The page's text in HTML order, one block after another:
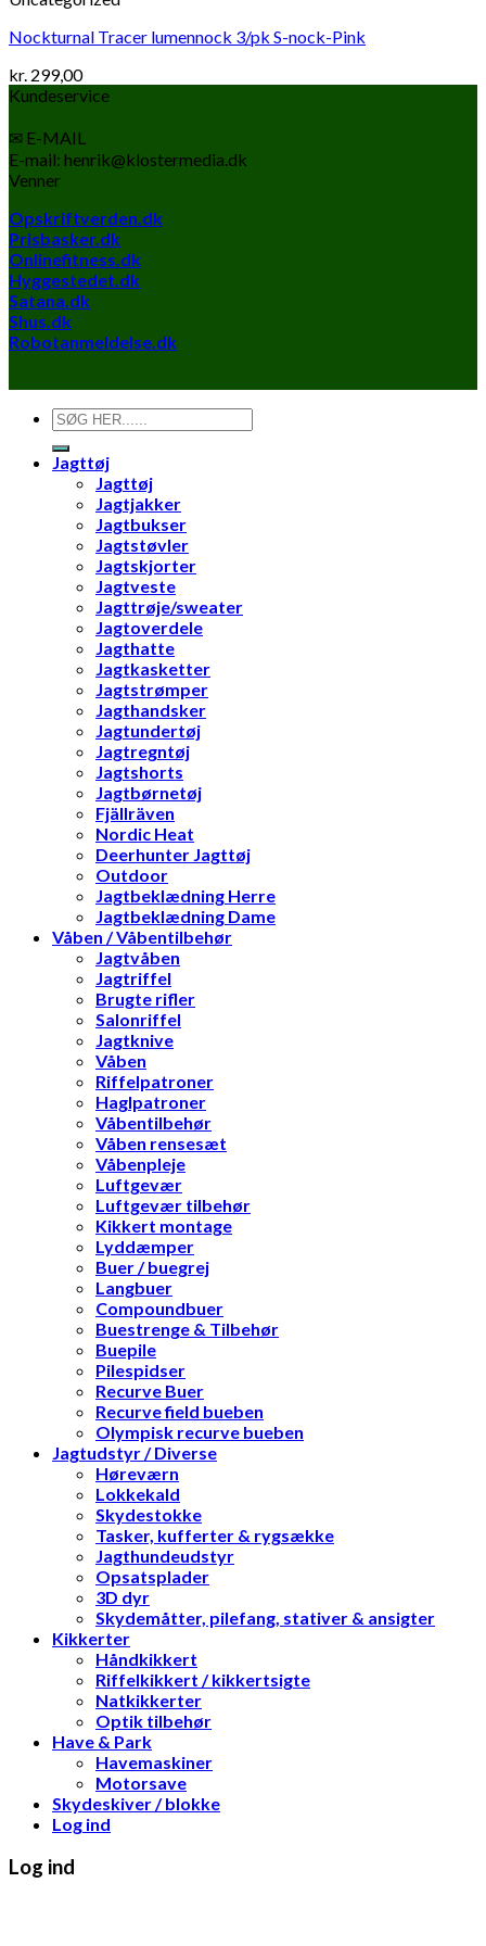
Nockturnal Tracer lumennock 3/pk S-nock-Pink
kr. 299,00
Kundeservice
✉ E-MAIL
E-mail: henrik@klostermedia.dk
Venner
Opskriftverden.dk
Prisbasker.dk
Onlinefitness.dk
Hyggestedet.dk
Satana.dk
Shus.dk
Robotanmeldelse.dk
Søg
efter:
Jagttøj
Jagttøj
Jagtjakker
Jagtbukser
Jagtstøvler
Jagtskjorter
Jagtveste
Jagttrøje/sweater
Jagtoverdele
Jagthatte
Jagtkasketter
Jagtstrømper
Jagthandsker
Jagtundertøj
Jagtregntøj
Jagtshorts
Jagtbørnetøj
Fjällräven
Nordic Heat
Deerhunter Jagttøj
Outdoor
Jagtbeklædning Herre
Jagtbeklædning Dame
Våben / Våbentilbehør
Jagtvåben
Jagtriffel
Brugte rifler
Salonriffel
Jagtknive
Våben
Riffelpatroner
Haglpatroner
Våbentilbehør
Våben rensesæt
Våbenpleje
Luftgevær
Luftgevær tilbehør
Kikkert montage
Lyddæmper
Buer / buegrej
Langbuer
Compoundbuer
Buestrenge & Tilbehør
Buepile
Pilespidser
Recurve Buer
Recurve field bueben
Olympisk recurve bueben
Jagtudstyr / Diverse
Høreværn
Lokkekald
Skydestokke
Tasker, kufferter & rygsække
Jagthundeudstyr
Opsatsplader
3D dyr
Skydemåtter, pilefang, stativer & ansigter
Kikkerter
Håndkikkert
Riffelkikkert / kikkertsigte
Natkikkerter
Optik tilbehør
Have & Park
Havemaskiner
Motorsave
Skydeskiver / blokke
Log ind
Log ind